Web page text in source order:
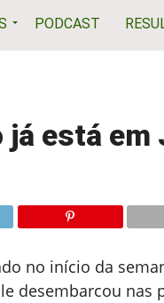
PODCAST
está em
no início da
desembarcou